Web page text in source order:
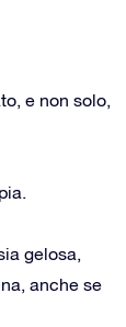
e non solo,
gelosa,
anche se